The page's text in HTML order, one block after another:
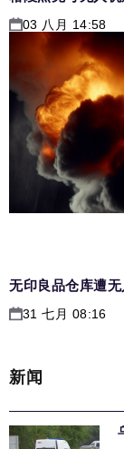
03 八月 14:58
无印良品仓库遭
31 七月 08:16
新闻